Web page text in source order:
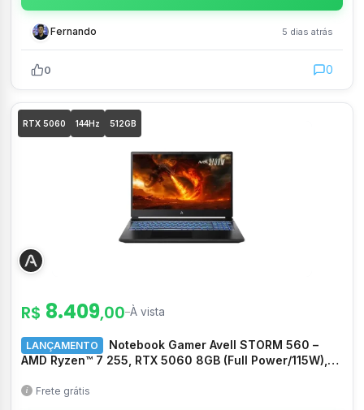
Fernando 5 dias atrás
0 0
RTX 5060 144Hz 512GB
R$ 8.409,00–À vista
LANÇAMENTO
Notebook Gamer Avell STORM 560 –
AMD Ryzen™ 7 255, RTX 5060 8GB (Full Power/115W),
SO – MN000149
Frete grátis